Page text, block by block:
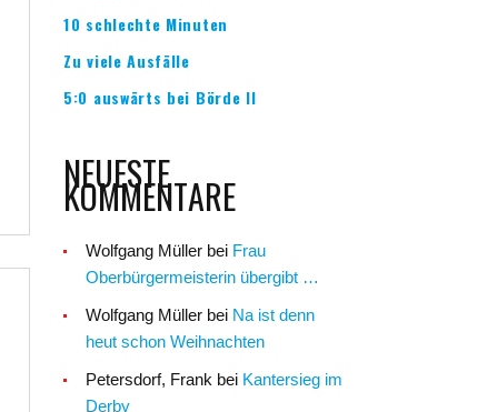
10 schlechte Minuten
Zu viele Ausfälle
5:0 auswärts bei Börde II
NEUESTE
KOMMENTARE
Wolfgang Müller bei Frau
Oberbürgermeisterin übergibt …
Wolfgang Müller bei Na ist denn
heut schon Weihnachten
Petersdorf, Frank bei Kantersieg im
Derby